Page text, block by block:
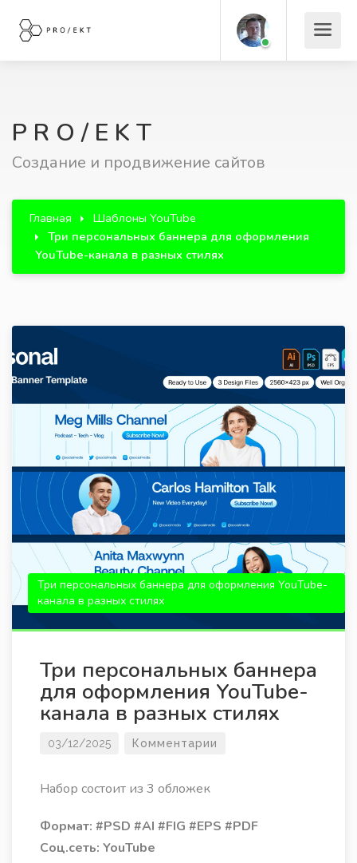
P R O / E K T
Создание и продвижение сайтов
Главная
Шаблоны YouTube
Три персональных баннера для оформления
YouTube-канала в разных стилях
Три персональных баннера для оформления YouTube-
канала в разных стилях
Три персональных баннера
для оформления YouTube-
канала в разных стилях
03/12/2025 Комментарии
Набор состоит из 3 обложек
Формат: #PSD #AI #FIG #EPS #PDF
Соц.сеть: YouTube